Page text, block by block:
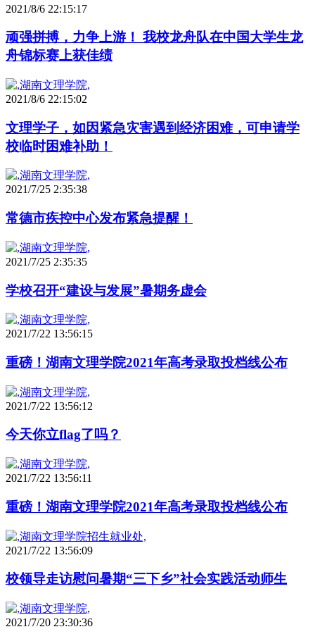
2021/8/6 22:15:17
顽强拼搏，力争上游！ 我校龙舟队在中国大学生龙
舟锦标赛上获佳绩
2021/8/6 22:15:02
文理学子，如因紧急灾害遇到经济困难，可申请学
校临时困难补助！
2021/7/25 2:35:38
常德市疾控中心发布紧急提醒！
2021/7/25 2:35:35
学校召开“建设与发展”暑期务虚会
2021/7/22 13:56:15
重磅！湖南文理学院2021年高考录取投档线公布
2021/7/22 13:56:12
今天你立flag了吗？
2021/7/22 13:56:11
重磅！湖南文理学院2021年高考录取投档线公布
2021/7/22 13:56:09
校领导走访慰问暑期“三下乡”社会实践活动师生
2021/7/20 23:30:36